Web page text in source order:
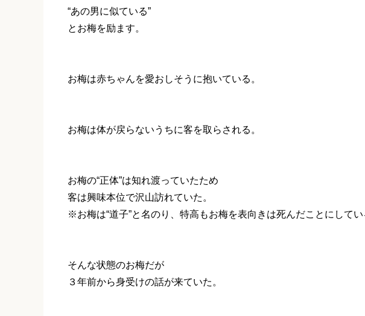
“あの男に似ている”
とお梅を励ます。
お梅は赤ちゃんを愛おしそうに抱いている。
お梅は体が戻らないうちに客を取らされる。
お梅の“正体”は知れ渡っていたため
客は興味本位で沢山訪れていた。
※お梅は“道子”と名のり、特高もお梅を表向きは死んだことにしてい
そんな状態のお梅だが
３年前から身受けの話が来ていた。